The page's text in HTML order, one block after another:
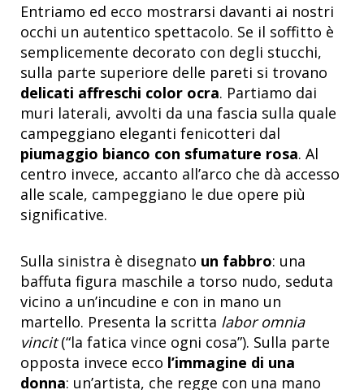
Entriamo ed ecco mostrarsi davanti ai nostri
occhi un autentico spettacolo. Se il soffitto è
semplicemente decorato con degli stucchi,
sulla parte superiore delle pareti si trovano
delicati affreschi color ocra. Partiamo dai
muri laterali, avvolti da una fascia sulla quale
campeggiano eleganti fenicotteri dal
piumaggio bianco con sfumature rosa. Al
centro invece, accanto all’arco che dà accesso
alle scale, campeggiano le due opere più
significative.
Sulla sinistra è disegnato un fabbro: una
baffuta figura maschile a torso nudo, seduta
vicino a un’incudine e con in mano un
martello. Presenta la scritta labor omnia
vincit(“la fatica vince ogni cosa”). Sulla parte
opposta invece ecco l’immagine di una
donna: un’artista, che regge con una mano